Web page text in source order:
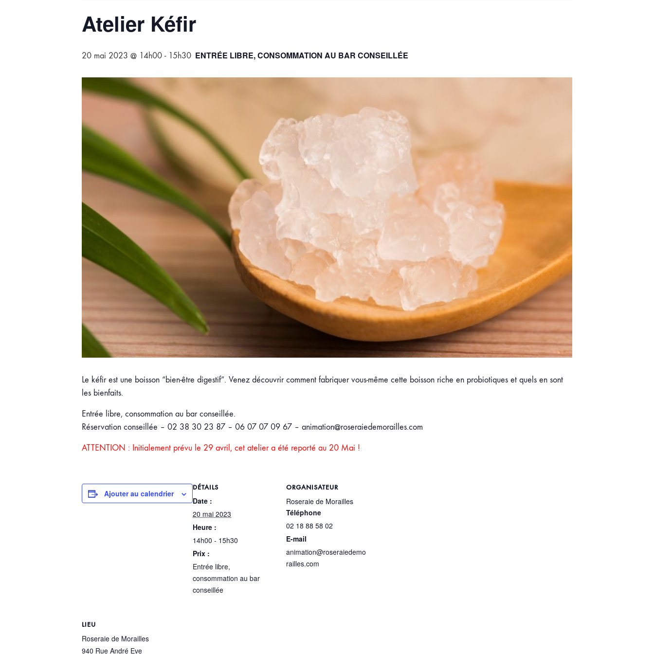
Atelier Kéfir
20 mai 2023 @ 14h00 - 15h30 ENTRÉE LIBRE, CONSOMMATION AU BAR CONSEILLÉE
Le kéfir est une boisson “bien-être digestif”. Venez découvrir comment fabriquer vous-même cette boisson riche en probiotiques et quels en sont
les bienfaits.
Entrée libre, consommation au bar conseillée.
Réservation conseillée – 02 38 30 23 87 – 06 07 07 09 67 – animation@roseraiedemorailles.com
ATTENTION : Initialement prévu le 29 avril, cet atelier a été reporté au 20 Mai !
Ajouter au calendrier
DÉTAILS
Date :
20 mai 2023
Heure :
14h00 - 15h30
Prix :
Entrée libre,
consommation au bar
conseillée
ORGANISATEUR
Roseraie de Morailles
Téléphone
02 18 88 58 02
E-mail
animation@roseraiedemo
railles.com
LIEU
Roseraie de Morailles
940 Rue André Eve